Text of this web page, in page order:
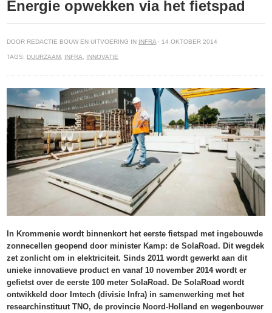
Energie opwekken via het fietspad
DOOR REDACTIE BOUW EN UITVOERING IN INFRA· 14 OKTOBER 2014
TAGS: DUURZAAM, INFRA, INNOVATIE
In Krommenie wordt binnenkort het eerste fietspad met ingebouwde
zonnecellen geopend door minister Kamp: de SolaRoad. Dit wegdek
zet zonlicht om in elektriciteit. Sinds 2011 wordt gewerkt aan dit
unieke innovatieve product en vanaf 10 november 2014 wordt er
gefietst over de eerste 100 meter SolaRoad. De SolaRoad wordt
ontwikkeld door Imtech (divisie Infra) in samenwerking met het
researchinstituut TNO, de provincie Noord-Holland en wegenbouwer